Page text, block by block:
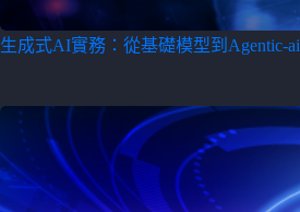
生成式AI實務：從基礎模型到Agentic-ai